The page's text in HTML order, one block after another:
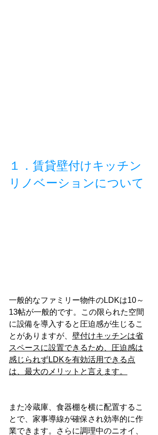
１．賃貸壁付けキッチン
リノベーションについて
一般的なファミリー物件のLDKは10～
13帖が一般的です。この限られた空間
に設備を導入すると圧迫感が生じるこ
とがありますが、 壁付けキッチンは省
スペースに設置できるため、圧迫感は
感じられずLDKを有効活用できる点
は、最大のメリットと言えます。
また冷蔵庫、食器棚を横に配置するこ
とで、家事導線が確保され効率的に作
業できます。さらに調理中のニオイ、